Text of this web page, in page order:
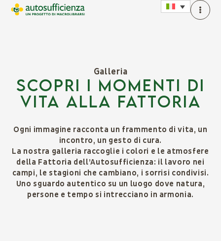
Galleria
SCOPRI I MOMENTI DI
VITA ALLA FATTORIA
Ogni immagine racconta un frammento di vita, un
incontro, un gesto di cura.
La nostra galleria raccoglie i colori e le atmosfere
della Fattoria dell’Autosufficienza: il lavoro nei
campi, le stagioni che cambiano, i sorrisi condivisi.
Uno sguardo autentico su un luogo dove natura,
persone e tempo si intrecciano in armonia.